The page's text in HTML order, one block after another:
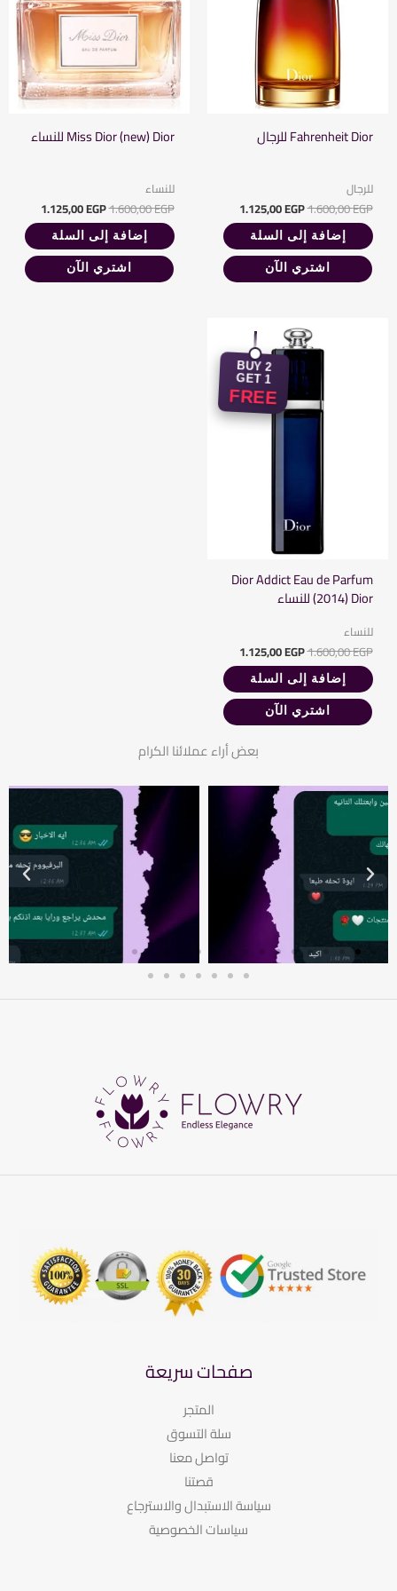
Fahrenheit Dior للرجال
للرجال
1.600,00EGP
1.125,00EGP
إضافة إلى السلة
اشتري الآن
Miss Dior (new) Dior للنساء
للنساء
1.600,00EGP
1.125,00EGP
إضافة إلى السلة
اشتري الآن
BUY 2
GET 1
FREE
Dior Addict Eau de Parfum
(2014) Dior للنساء
للنساء
1.600,00EGP
السعر
الأصلي
هو:
1.600,00 EGP.
1.125,00EGP
هو:
1.125,00 EGP.
إضافة إلى السلة
اشتري الآن
بعض أراء عملائنا الكرام
صفحات سريعة
المتجر
سلة التسوق
تواصل معنا
قصتنا
سياسة الاستبدال والاسترجاع
سياسات الخصوصية​